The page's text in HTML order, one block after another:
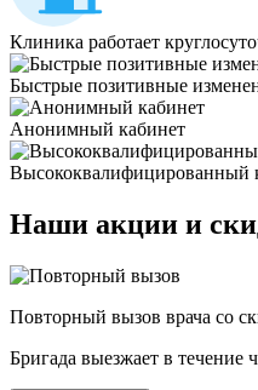
Клиника работает
Быстрые позитивные
Анонимный кабинет
Высококвалифицированный
Наши акции и
Повторный вызов врача со
Бригада выезжает в течение